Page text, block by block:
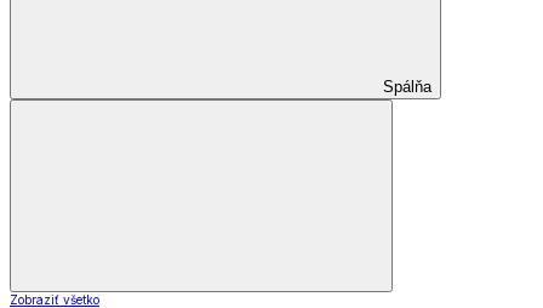
Spálňa
Zobraziť všetko